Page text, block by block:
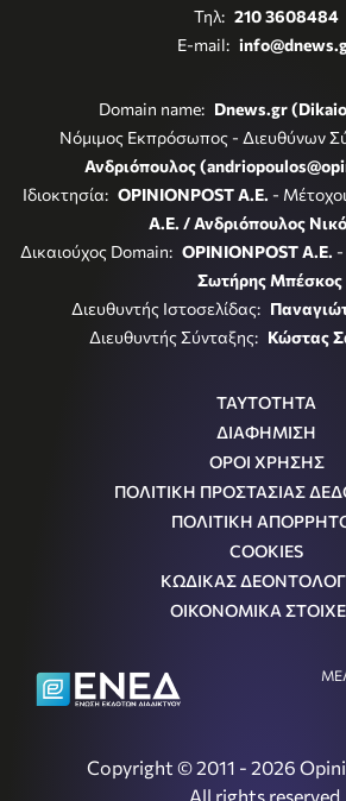
Τηλ: 210 3608484
E-mail:
Domain name: Dnews.gr
Νόμιμος Εκπρόσωπος - Διευθύνων
Ανδριόπουλος
Ιδιοκτησία: OPINIONPOST A.E. -
Α.Ε. / Ανδριόπουλος
Δικαιούχος Domain: OPINIONPOST A.E. -
Σωτήρης Μπέσκος
Διευθυντής Ιστοσελίδας:
Διευθυντής Σύνταξης: Κώστας
ΤΑΥΤΟΤΗΤΑ
ΔΙΑΦΗΜΙΣΗ
ΟΡΟΙ ΧΡΗΣΗΣ
ΠΟΛΙΤΙΚΗ ΠΡΟΣΤΑΣΙΑΣ
ΠΟΛΙΤΙΚΗ
COOKIES
ΚΩΔΙΚΑΣ
ΟΙΚΟΝΟΜΙΚΑ
Copyright © 2011 - 2026
All rights reserved.